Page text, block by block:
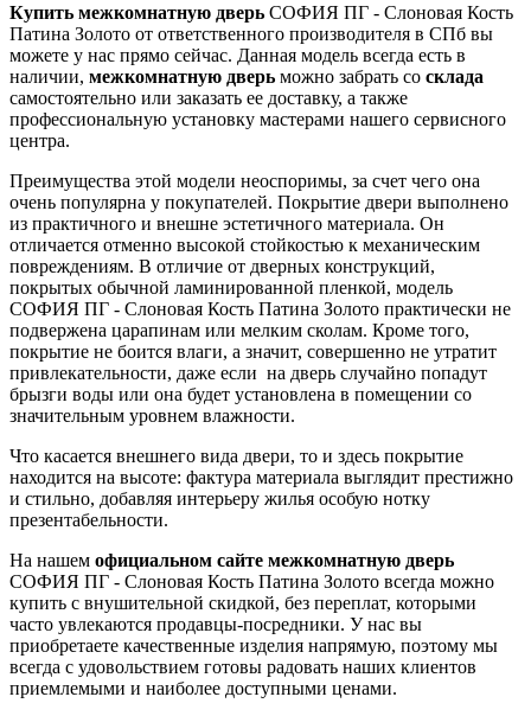
Купить межкомнатную дверь СОФИЯ ПГ - Слоновая Кость
Патина Золото от ответственного производителя в СПб вы
можете у нас прямо сейчас. Данная модель всегда есть в
наличии, межкомнатную дверь можно забрать со склада
самостоятельно или заказать ее доставку, а также
профессиональную установку мастерами нашего сервисного
центра.
Преимущества этой модели неоспоримы, за счет чего она
очень популярна у покупателей. Покрытие двери выполнено
из практичного и внешне эстетичного материала. Он
отличается отменно высокой стойкостью к механическим
повреждениям. В отличие от дверных конструкций,
покрытых обычной ламинированной пленкой, модель
СОФИЯ ПГ - Слоновая Кость Патина Золото практически не
подвержена царапинам или мелким сколам. Кроме того,
покрытие не боится влаги, а значит, совершенно не утратит
привлекательности, даже если на дверь случайно попадут
брызги воды или она будет установлена в помещении со
значительным уровнем влажности.
Что касается внешнего вида двери, то и здесь покрытие
находится на высоте: фактура материала выглядит престижно
и стильно, добавляя интерьеру жилья особую нотку
презентабельности.
На нашем официальном сайте межкомнатную дверь
СОФИЯ ПГ - Слоновая Кость Патина Золото всегда можно
купить с внушительной скидкой, без переплат, которыми
часто увлекаются продавцы-посредники. У нас вы
приобретаете качественные изделия напрямую, поэтому мы
всегда с удовольствием готовы радовать наших клиентов
приемлемыми и наиболее доступными ценами.